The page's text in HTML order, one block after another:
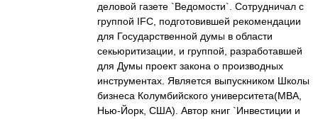
деловой газете `Ведомости`. Сотрудничал с
группой IFC, подготовившей рекомендации
для Государственной думы в области
секьюритизации, и группой, разработавшей
для Думы проект закона о производных
инструментах. Является выпускником Школы
бизнеса Колумбийского университета(MBA,
Нью-Йорк, США). Автор книг `Инвестиции и